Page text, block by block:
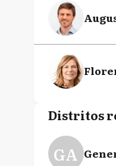
Distritos
GA